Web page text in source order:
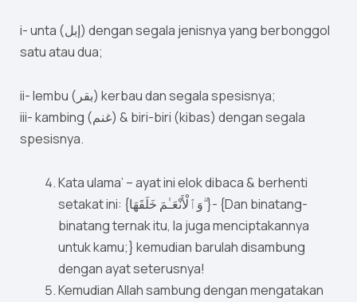
i- unta (إبل) dengan segala jenisnya yang berbonggol
satu atau dua;
ii- lembu (بقر) kerbau dan segala spesisnya;
iii- kambing (غنم) & biri-biri (kibas) dengan segala
spesisnya.
Kata ulama’ – ayat ini elok dibaca & berhenti
setakat ini: {وَٱلْأَنْعَـٰمَ خَلَقَهَا ۗ}- {Dan binatang-
binatang ternak itu, Ia juga menciptakannya
untuk kamu;} kemudian barulah disambung
dengan ayat seterusnya!
Kemudian Allah sambung dengan mengatakan